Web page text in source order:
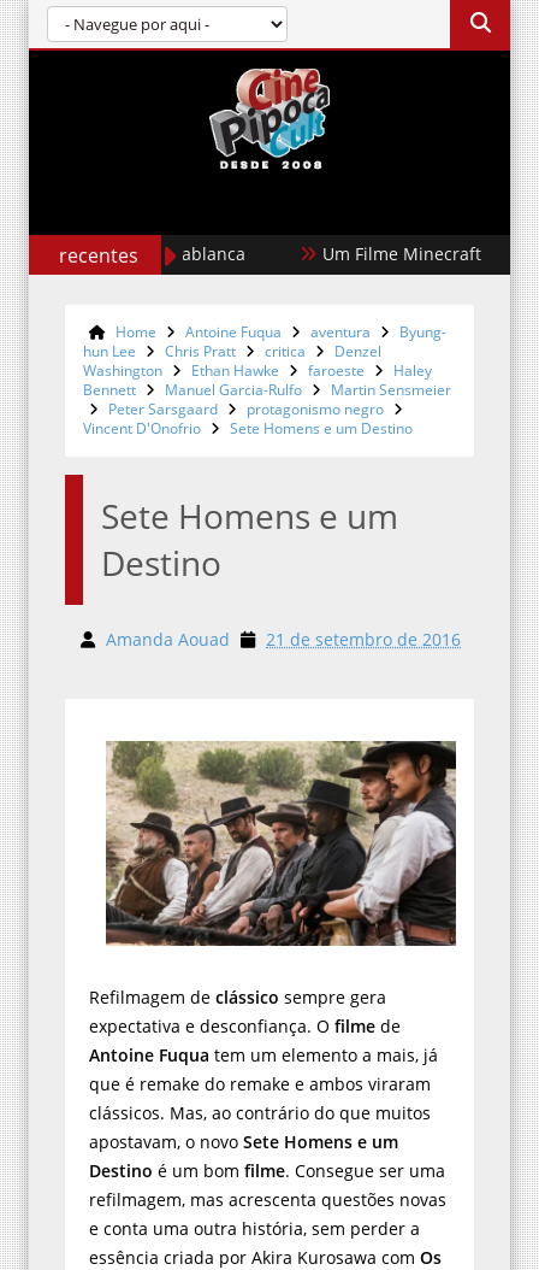
recentes Um Filme Minecraft Garota
Home Antoine Fuqua aventura
Byung-
hun Lee
Chris Pratt critica
Denzel
Washington
Ethan Hawke faroeste
Haley
Bennett
Manuel Garcia-Rulfo
Martin Sensmeier
Peter Sarsgaard
protagonismo negro
Vincent D'Onofrio
Sete Homens e um Destino
Sete Homens e um
Destino
Amanda Aouad 21 de setembro de 2016
Refilmagem de clássico sempre gera
expectativa e desconfiança. O filme de
Antoine Fuqua tem um elemento a mais, já
que é remake do remake e ambos viraram
clássicos. Mas, ao contrário do que muitos
apostavam, o novo Sete Homens e um
Destino é um bom filme. Consegue ser uma
refilmagem, mas acrescenta questões novas
e conta uma outra história, sem perder a
essência criada por Akira Kurosawa com Os